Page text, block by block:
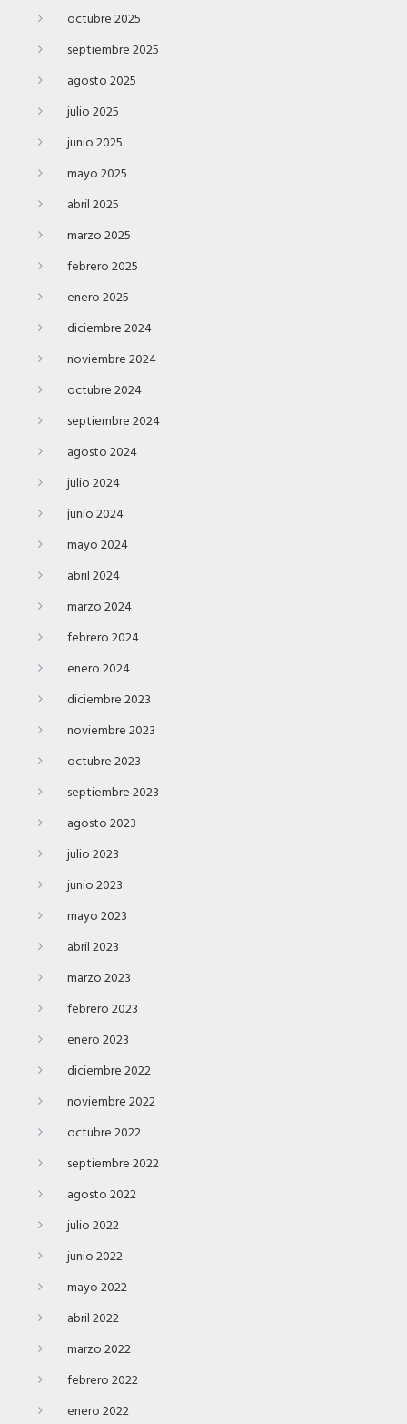
octubre 2025
septiembre 2025
agosto 2025
julio 2025
junio 2025
mayo 2025
abril 2025
marzo 2025
febrero 2025
enero 2025
diciembre 2024
noviembre 2024
octubre 2024
septiembre 2024
agosto 2024
julio 2024
junio 2024
mayo 2024
abril 2024
marzo 2024
febrero 2024
enero 2024
diciembre 2023
noviembre 2023
octubre 2023
septiembre 2023
agosto 2023
julio 2023
junio 2023
mayo 2023
abril 2023
marzo 2023
febrero 2023
enero 2023
diciembre 2022
noviembre 2022
octubre 2022
septiembre 2022
agosto 2022
julio 2022
junio 2022
mayo 2022
abril 2022
marzo 2022
febrero 2022
enero 2022